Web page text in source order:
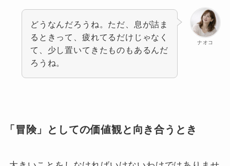
ナオコ
どうなんだろうね。ただ、息が詰ま
るときって、疲れてるだけじゃなく
て、少し置いてきたものもあるんだ
ろうね。
「冒険」としての価値観と向き合うとき